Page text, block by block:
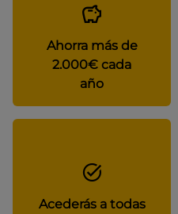
Ahorra más de
2.000€ cada
año
Acederás a todas